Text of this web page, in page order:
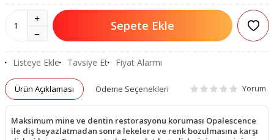
Sepete Ekle
Listeye Ekle Tavsiye Et Fiyat Alarmı
Ürün Açıklaması Ödeme Seçenekleri Yorum
Maksimum mine ve dentin restorasyonu koruması Opalescence
ile diş beyazlatmadan sonra lekelere ve renk bozulmasına karşı